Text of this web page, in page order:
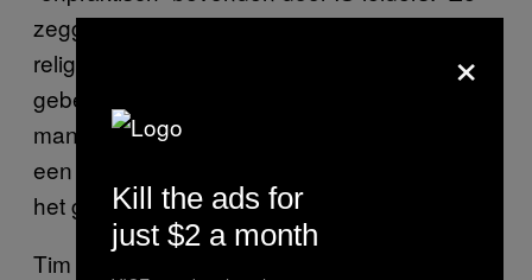
zeggen dat het volwassenen afleidt van hun
religieuze verantwoordelijkheden en
gebeden,” zegt Tim. “Het weerhoudt sommige
mannen er niet van om soms toch gewoon
een balletje te trappen in de stad, maar dan in
het geheim, ver weg van de ogen van IS.”
Tim was getuige van meerdere gewelddadige
×
Kill the ads for
just $2 a month